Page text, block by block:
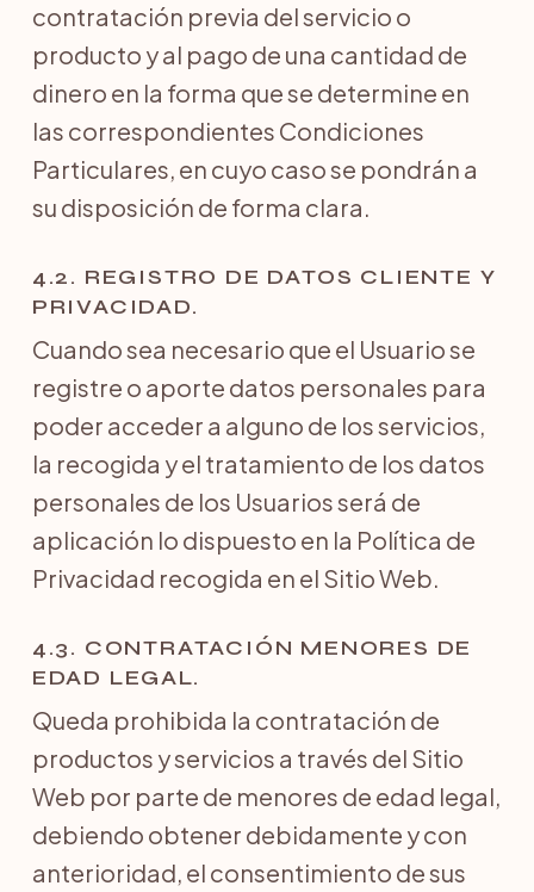
contratación previa del servicio o
producto y al pago de una cantidad de
dinero en la forma que se determine en
las correspondientes Condiciones
Particulares, en cuyo caso se pondrán a
su disposición de forma clara.
4.2. REGISTRO DE DATOS CLIENTE Y
PRIVACIDAD.
Cuando sea necesario que el Usuario se
registre o aporte datos personales para
poder acceder a alguno de los servicios,
la recogida y el tratamiento de los datos
personales de los Usuarios será de
aplicación lo dispuesto en la Política de
Privacidad recogida en el Sitio Web.
4.3. CONTRATACIÓN MENORES DE
EDAD LEGAL.
Queda prohibida la contratación de
productos y servicios a través del Sitio
Web por parte de menores de edad legal,
debiendo obtener debidamente y con
anterioridad, el consentimiento de sus